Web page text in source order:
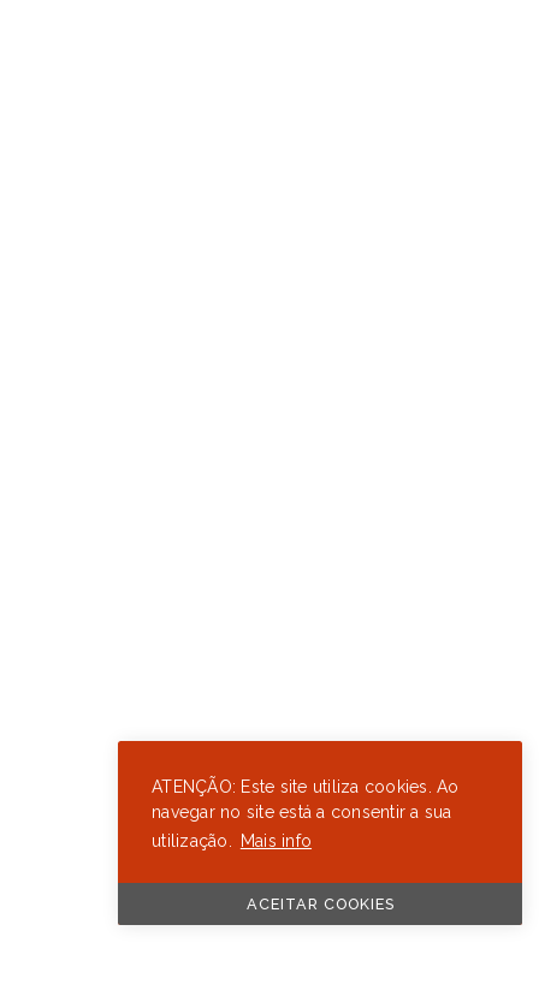
ATENÇÃO: Este site utiliza cookies. Ao
navegar no site está a consentir a sua
utilização.
Mais info
ACEITAR COOKIES